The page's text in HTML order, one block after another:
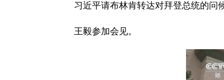
习近平请布林肯转达对拜登总统的问
王毅参加会见。